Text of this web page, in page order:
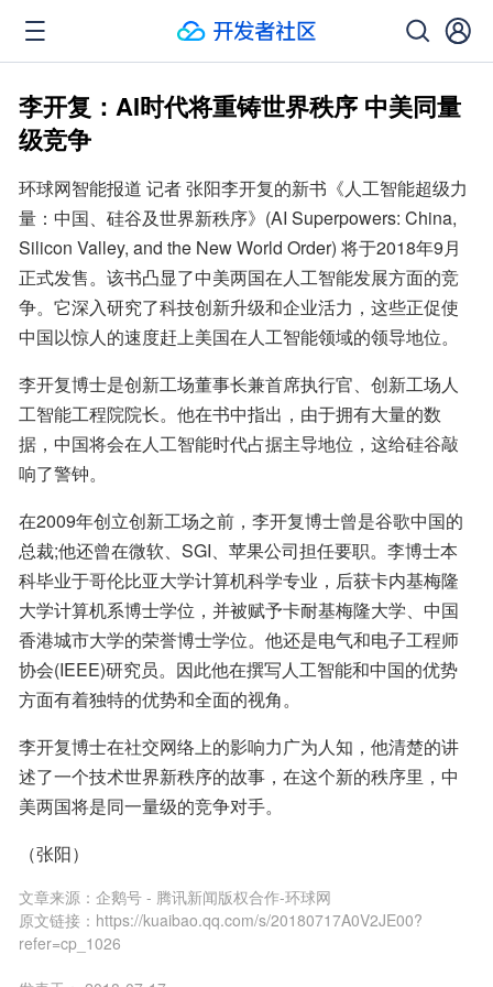
李开复：AI时代将重铸世界秩序 中美同量
级竞争
环球网智能报道 记者 张阳李开复的新书《人工智能超级力
量：中国、硅谷及世界新秩序》(AI Superpowers: China,
Silicon Valley, and the New World Order) 将于2018年9月
正式发售。该书凸显了中美两国在人工智能发展方面的竞
争。它深入研究了科技创新升级和企业活力，这些正促使
中国以惊人的速度赶上美国在人工智能领域的领导地位。
李开复博士是创新工场董事长兼首席执行官、创新工场人
工智能工程院院长。他在书中指出，由于拥有大量的数
据，中国将会在人工智能时代占据主导地位，这给硅谷敲
响了警钟。
在2009年创立创新工场之前，李开复博士曾是谷歌中国的
总裁;他还曾在微软、SGI、苹果公司担任要职。李博士本
科毕业于哥伦比亚大学计算机科学专业，后获卡内基梅隆
大学计算机系博士学位，并被赋予卡耐基梅隆大学、中国
香港城市大学的荣誉博士学位。他还是电气和电子工程师
协会(IEEE)研究员。因此他在撰写人工智能和中国的优势
方面有着独特的优势和全面的视角。
李开复博士在社交网络上的影响力广为人知，他清楚的讲
述了一个技术世界新秩序的故事，在这个新的秩序里，中
美两国将是同一量级的竞争对手。
（张阳）
文章来源： 企鹅号 - 腾讯新闻版权合作-环球网
原文链接： https://kuaibao.qq.com/s/20180717A0V2JE00?
refer=cp_1026